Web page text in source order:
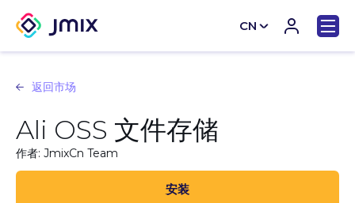
CN
返回市场
Ali OSS 文件存储
作者: JmixCn Team
安装